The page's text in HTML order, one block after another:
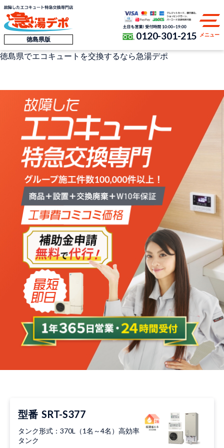
徳島県版 0120-301-215 メニュー
徳島県でエコキュートを交換するなら急湯デポ
型番 SRT-S377
タンク形式：370L（1名～4名）高効率
タンク